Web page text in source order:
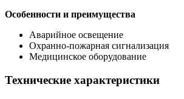
Особенности и преимущества
Аварийное освещение
Охранно-пожарная сигнализация
Медицинское оборудование
Технические характеристики